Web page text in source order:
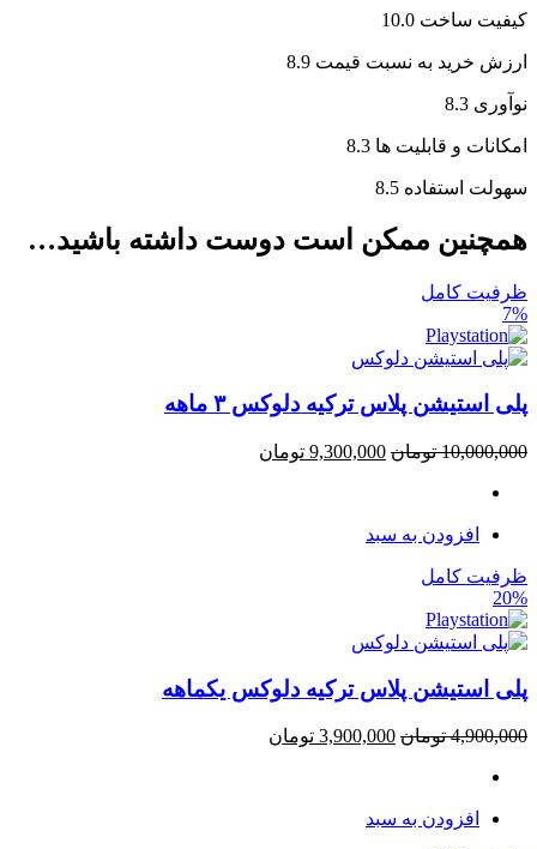
کیفیت ساخت 10.0
ارزش خرید به نسبت قیمت 8.9
نوآوری 8.3
امکانات و قابلیت ها 8.3
سهولت استفاده 8.5
همچنین ممکن است دوست داشته باشید…
ظرفیت کامل
7%
پلی استیشن پلاس ترکیه دلوکس ۳ ماهه
10,000,000 تومان 9,300,000 تومان
افزودن به سبد
ظرفیت کامل
20%
پلی استیشن پلاس ترکیه دلوکس یکماهه
4,900,000 تومان 3,900,000 تومان
افزودن به سبد